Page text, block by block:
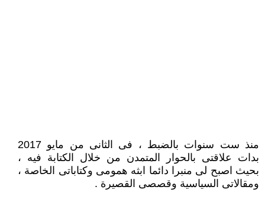
منذ ست سنوات بالضبط ، فى الثانى من مايو 2017
بدات علاقتى بالحوار المتمدن من خلال الكتابة فيه ،
بحيث اصبح لى منبرا دائما ابثه همومى وكتاباتى الخاصة ،
ومقالاتى السياسية وقصصى القصيرة .